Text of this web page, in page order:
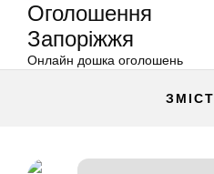
Оголошення
Запоріжжя
Онлайн дошка оголошень
ЗМІСТ